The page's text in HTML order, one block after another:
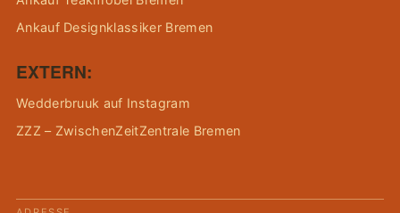
Ankauf Designklassiker Bremen
EXTERN:
Wedderbruuk auf Instagram
ZZZ – ZwischenZeitZentrale Bremen